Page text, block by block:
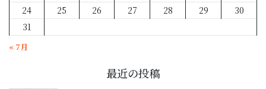
24
25 26 27 28 29
30
31
« 7月
最近の投稿